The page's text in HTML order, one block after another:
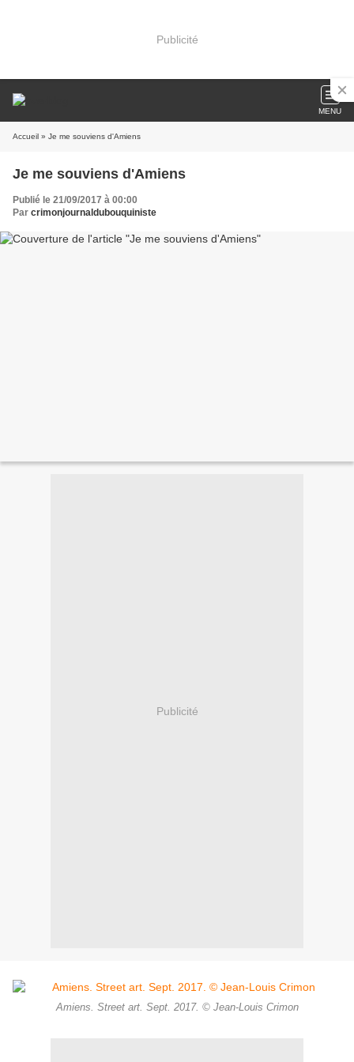
Publicité
MENU
Accueil » Je me souviens d'Amiens
Je me souviens d'Amiens
Publié le 21/09/2017 à 00:00
Par crimonjournaldubouquiniste
Publicité
Amiens. Street art. Sept. 2017. © Jean-Louis Crimon